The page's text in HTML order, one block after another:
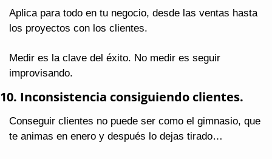
Aplica para todo en tu negocio, desde las ventas hasta
los proyectos con los clientes.
Medir es la clave del éxito. No medir es seguir
improvisando.
10. Inconsistencia consiguiendo clientes.
Conseguir clientes no puede ser como el gimnasio, que
te animas en enero y después lo dejas tirado…